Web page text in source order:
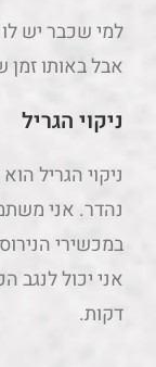
למי שכבר יש
אבל באותו
ניקוי הגריל
ניקוי הגריל
נהדר. אני
במכשירי
אני יכול לנגב
דקות.